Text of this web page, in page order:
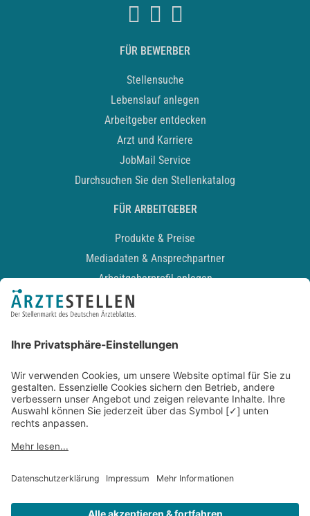
FÜR BEWERBER
Stellensuche
Lebenslauf anlegen
Arbeitgeber entdecken
Arzt und Karriere
JobMail Service
Durchsuchen Sie den Stellenkatalog
FÜR ARBEITGEBER
Produkte & Preise
Mediadaten & Ansprechpartner
Arbeitgeberprofil anlegen
Recruiting-Podcast
Kontakt
Datenschutz
Newsletter